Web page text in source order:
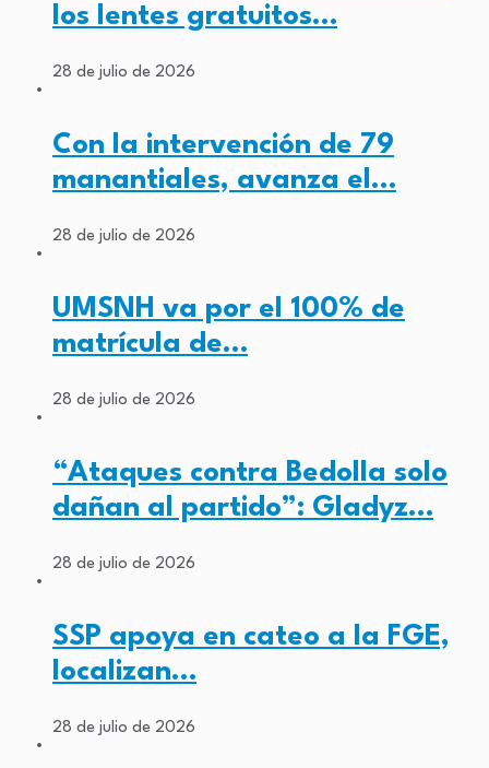
los lentes gratuitos…
28 de julio de 2026
Con la intervención de 79
manantiales, avanza el…
28 de julio de 2026
UMSNH va por el 100% de
matrícula de…
28 de julio de 2026
“Ataques contra Bedolla solo
dañan al partido”: Gladyz…
28 de julio de 2026
SSP apoya en cateo a la FGE,
localizan…
28 de julio de 2026